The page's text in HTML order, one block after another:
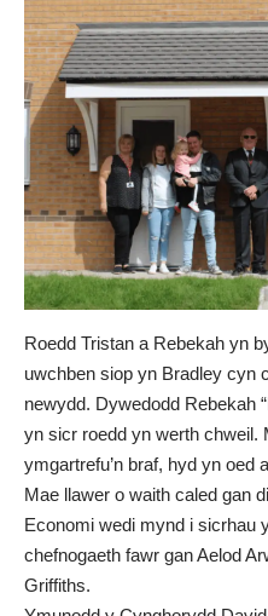
Roedd Tristan a Rebekah yn
uwchben siop yn Bradley cyn
newydd. Dywedodd Rebekah
yn sicr roedd yn werth chweil.
ymgartrefu’n braf, hyd yn oed
Mae llawer o waith caled gan
Economi wedi mynd i sicrhau
chefnogaeth fawr gan Aelod
Griffiths.